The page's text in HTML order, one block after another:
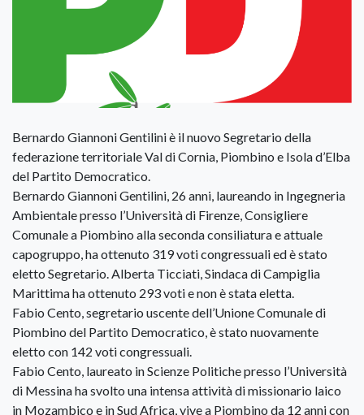
Bernardo Giannoni Gentilini è il nuovo Segretario della
federazione territoriale Val di Cornia, Piombino e Isola d’Elba
del Partito Democratico.
Bernardo Giannoni Gentilini, 26 anni, laureando in Ingegneria
Ambientale presso l’Università di Firenze, Consigliere
Comunale a Piombino alla seconda consiliatura e attuale
capogruppo, ha ottenuto 319 voti congressuali ed è stato
eletto Segretario. Alberta Ticciati, Sindaca di Campiglia
Marittima ha ottenuto 293 voti e non è stata eletta.
Fabio Cento, segretario uscente dell’Unione Comunale di
Piombino del Partito Democratico, è stato nuovamente
eletto con 142 voti congressuali.
Fabio Cento, laureato in Scienze Politiche presso l’Università
di Messina ha svolto una intensa attività di missionario laico
in Mozambico e in Sud Africa, vive a Piombino da 12 anni con